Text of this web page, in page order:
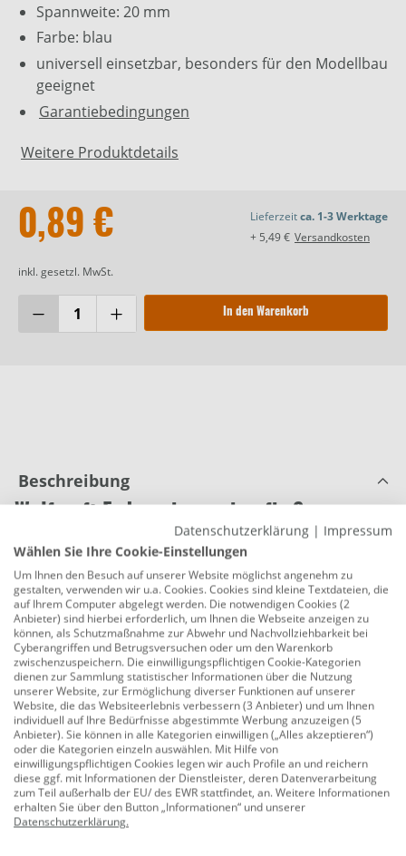
Spannweite: 20 mm
Farbe: blau
universell einsetzbar, besonders für den Modellbau
geeignet
Garantiebedingungen
Weitere Produktdetails
0,89 €
inkl. gesetzl. MwSt.
Lieferzeitca. 1-3 Werktage
+ 5,49 € Versandkosten
In den Warenkorb
Beschreibung
Spannweite 20 mm, 1 Stück
bewegliche Spannbacken
Spannweite: 20 mm
Farbe: blau
universell einsetzbar, besonders für den Modellbau
geeignet
Inhalt: 1 Stück
Herstellerinformationen: Wolfcraft GmbH |
Wolffstraße 1 | 56746 Kempenich, DEUTSCHLAND |
eMail: info@wolfcraft.com | Herstellernr. 3425000
Datenschutzerklärung | Impressum
Wählen Sie Ihre Cookie-Einstellungen
Um Ihnen den Besuch auf unserer Website möglichst angenehm zu
gestalten, verwenden wir u.a. Cookies. Cookies sind kleine Textdateien, die
auf Ihrem Computer abgelegt werden. Die notwendigen Cookies (2
Anbieter) sind hierbei erforderlich, um Ihnen die Webseite anzeigen zu
können, als Schutzmaßnahme zur Abwehr und Nachvollziehbarkeit bei
Cyberangriffen und Betrugsversuchen oder um den Warenkorb
zwischenzuspeichern. Die einwilligungspflichtigen Cookie-Kategorien
dienen zur Sammlung statistischer Informationen über die Nutzung
unserer Website, zur Ermöglichung diverser Funktionen auf unserer
Website, die das Websiteerlebnis verbessern (3 Anbieter) und um Ihnen
individuell auf Ihre Bedürfnisse abgestimmte Werbung anzuzeigen (5
Anbieter). Sie können in alle Kategorien einwilligen („Alles akzeptieren“)
oder die Kategorien einzeln auswählen. Mit Hilfe von
einwilligungspflichtigen Cookies legen wir auch Profile an und reichern
diese ggf. mit Informationen der Dienstleister, deren Datenverarbeitung
zum Teil außerhalb der EU/ des EWR stattfindet, an. Weitere Informationen
erhalten Sie über den Button „Informationen“ und unserer
Datenschutzerklärung.